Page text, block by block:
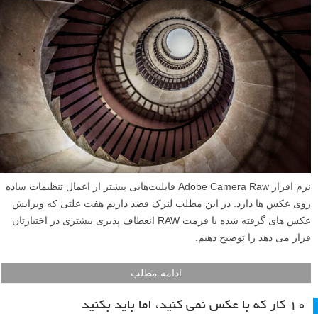
نرم افزار Adobe Camera Raw قابلیت‌هایی بیشتر از اعمال تنظیمات ساده
روی عکس ها دارد. در این مطلب لنزک قصد داریم هفت علتی که ویرایش
عکس های گرفته شده با فرمت RAW انعطاف پذیری بیشتری در اختیارتان
قرار می دهد را توضیح دهیم.
ادامه مطلب
۱۰ کار که با عکس نمی کنید، اما باید بکنید